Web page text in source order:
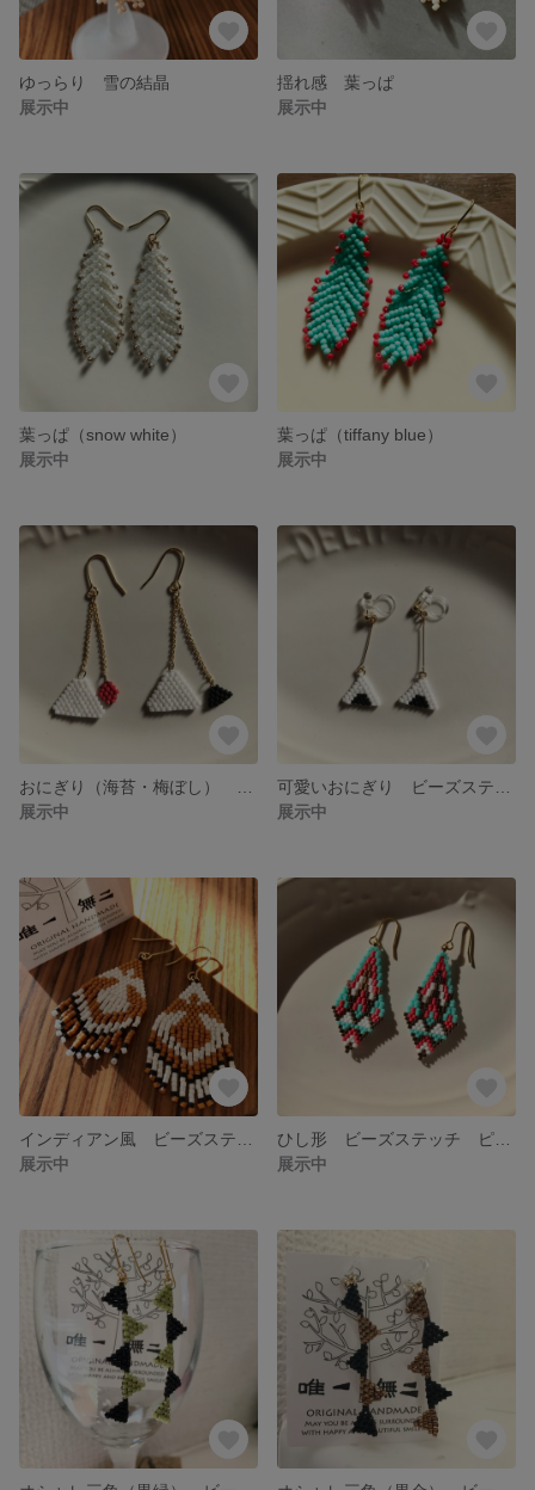
ゆっらり 雪の結晶
展示中
揺れ感 葉っぱ
展示中
葉っぱ（snow white）
展示中
葉っぱ（tiffany blue）
展示中
展示中
展示中
展示中
展示中